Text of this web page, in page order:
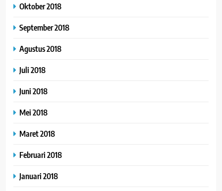
Oktober 2018
September 2018
Agustus 2018
Juli 2018
Juni 2018
Mei 2018
Maret 2018
Februari 2018
Januari 2018